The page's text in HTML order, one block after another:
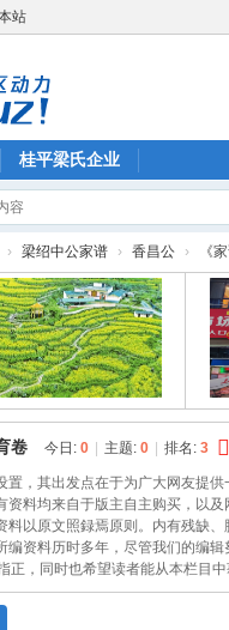
站
桂平梁氏企业
› 梁绍中公家谱 › 香昌公 › 《
卷 今日: 0 主题: 0 排名: 3
其出发点在于为广大网友提供
均来自于版主自主购买，以及
原文照録焉原则。内有残缺、脱
料历时多年，尽管我们的编辑
正，同时也希望读者能从本栏目